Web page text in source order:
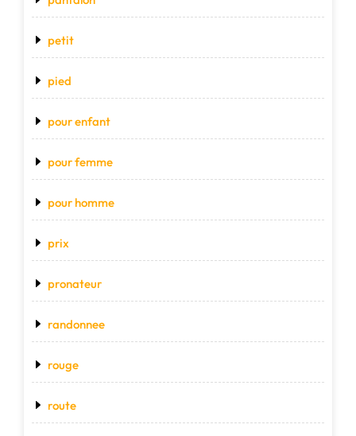
petit
pied
pour enfant
pour femme
pour homme
prix
pronateur
randonnee
rouge
route